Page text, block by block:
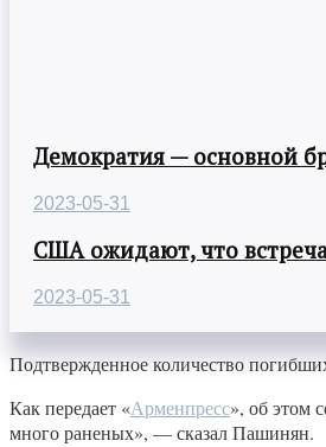
Демократия — основной
2023-05-31
США ожидают, что
2023-05-31
Подтвержденное количество
Как передает «Арменпресс», об этом
много раненых», — сказал Пашинян.